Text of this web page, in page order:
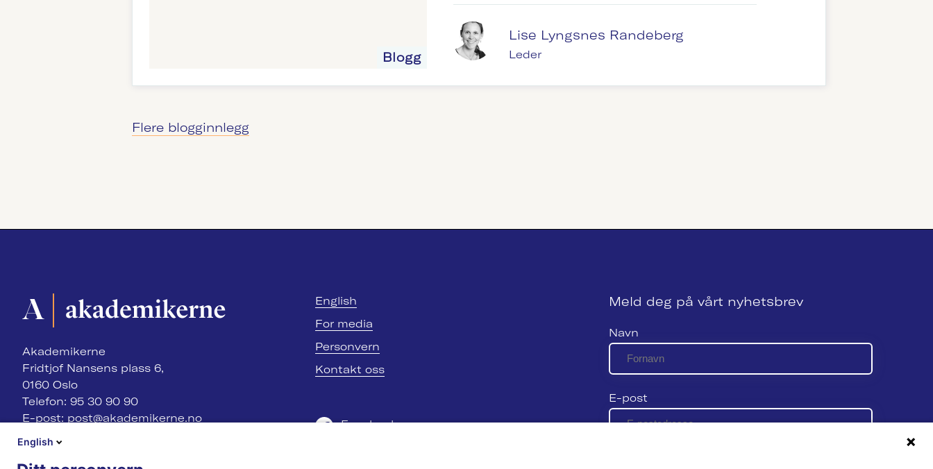
Blogg
Lise Lyngsnes Randeberg
Leder
Flere blogginnlegg
Akademikerne
Fridtjof Nansens plass 6,
0160 Oslo
Telefon: 95 30 90 90
E-post: post@akademikerne.no
English
For media
Personvern
Kontakt oss
Facebook
Meld deg på vårt nyhetsbrev
Navn
E-post
English